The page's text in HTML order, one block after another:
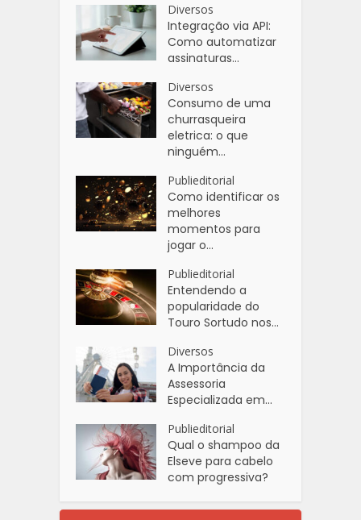
Diversos
Integração via API:
Como automatizar
assinaturas...
Diversos
Consumo de uma
churrasqueira
eletrica: o que
ninguém...
Publieditorial
Como identificar os
melhores
momentos para
jogar o...
Publieditorial
Entendendo a
popularidade do
Touro Sortudo nos...
Diversos
A Importância da
Assessoria
Especializada em...
Publieditorial
Qual o shampoo da
Elseve para cabelo
com progressiva?